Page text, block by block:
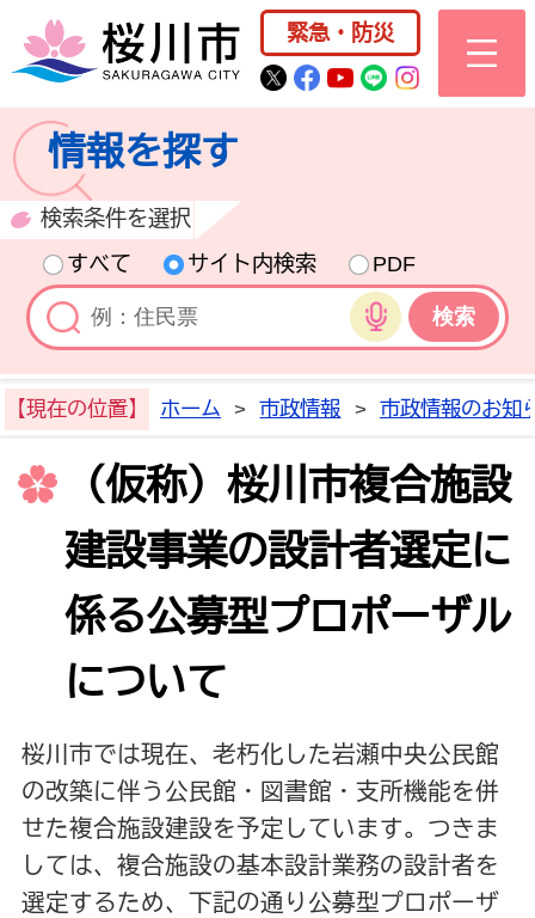
桜川市公式ホー
緊急・防災
桜川市公式Twitter
桜川市公式
桜川市公式
桜川市公式
情報を探す
検索条件を選択
すべて
サイト内検索
PDF
音声検索
【現在の位置】 ホーム > 市政情報 > 市政情報のお知
（仮称）桜川市複合施設
建設事業の設計者選定に
係る公募型プロポーザル
について
桜川市では現在、老朽化した岩瀬中央公民館
の改築に伴う公民館・図書館・支所機能を併
せた複合施設建設を予定しています。つきま
しては、複合施設の基本設計業務の設計者を
選定するため、下記の通り公募型プロポーザ